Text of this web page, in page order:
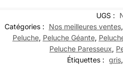
UGS :
Catégories :
Nos meilleures ventes,
Peluche, Peluche Géante,
Peluche Paresseux,
Étiquettes : gris,